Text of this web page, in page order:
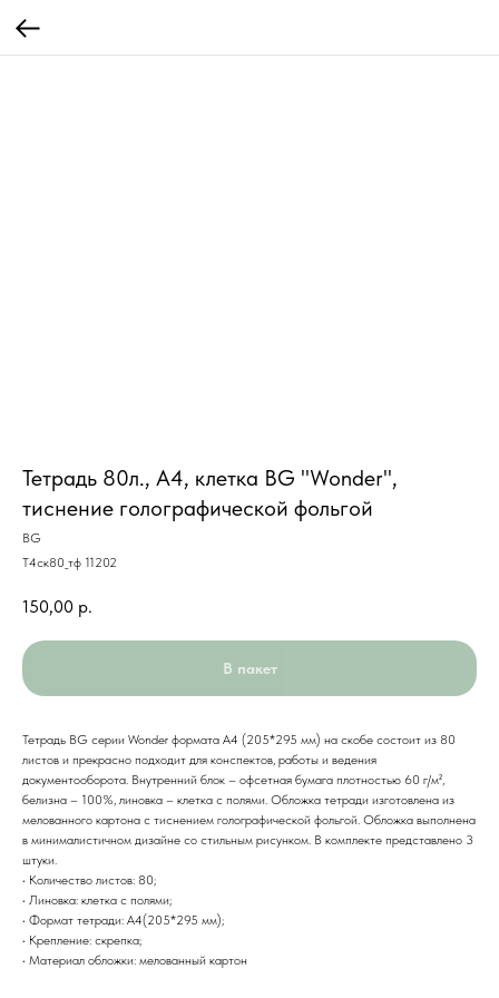
Тетрадь 80л., А4, клетка BG "Wonder",
тиснение голографической фольгой
BG
Т4ск80_тф 11202
150,00 р.
В пакет
Тетрадь BG серии Wonder формата А4 (205*295 мм) на скобе состоит из 80
листов и прекрасно подходит для конспектов, работы и ведения
документооборота. Внутренний блок – офсетная бумага плотностью 60 г/м²,
белизна – 100%, линовка – клетка с полями. Обложка тетради изготовлена из
мелованного картона с тиснением голографической фольгой. Обложка выполнена
в минималистичном дизайне со стильным рисунком. В комплекте представлено 3
штуки.
• Количество листов: 80;
• Линовка: клетка с полями;
• Формат тетради: А4(205*295 мм);
• Крепление: скрепка;
• Материал обложки: мелованный картон